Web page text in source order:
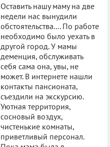
Оставить нашу маму на две
недели нас вынудили
обстоятельства.... По работе
необходимо было уехать в
другой город. У мамы
деменция, обслуживать
себя сама она, увы, не
может. В интернете нашли
контакты пансионата,
съездили на экскурсию.
Уютная территория,
сосновый воздух,
чистенькие комнаты,
приветливый персонал.